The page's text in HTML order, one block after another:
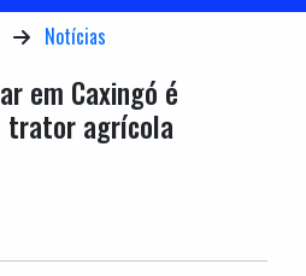
Notícias
em Caxingó é
trator agrícola